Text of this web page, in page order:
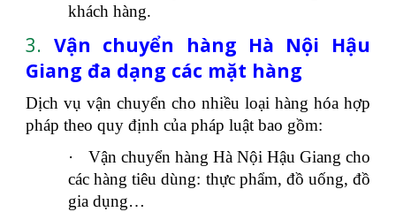
khách hàng.
3. Vận chuyển hàng Hà Nội Hậu
Giang đa dạng các mặt hàng
Dịch vụ vận chuyển cho nhiều loại hàng hóa hợp
pháp theo quy định của pháp luật bao gồm:
·
Vận chuyển hàng Hà Nội Hậu Giang cho
các hàng tiêu dùng: thực phẩm, đồ uống, đồ
gia dụng…